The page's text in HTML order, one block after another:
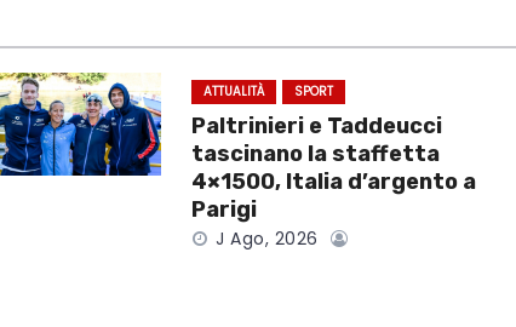
ATTUALITÀ SPORT
Paltrinieri e Taddeucci
tascinano la staffetta
4×1500, Italia d’argento a
Parigi
J Ago, 2026